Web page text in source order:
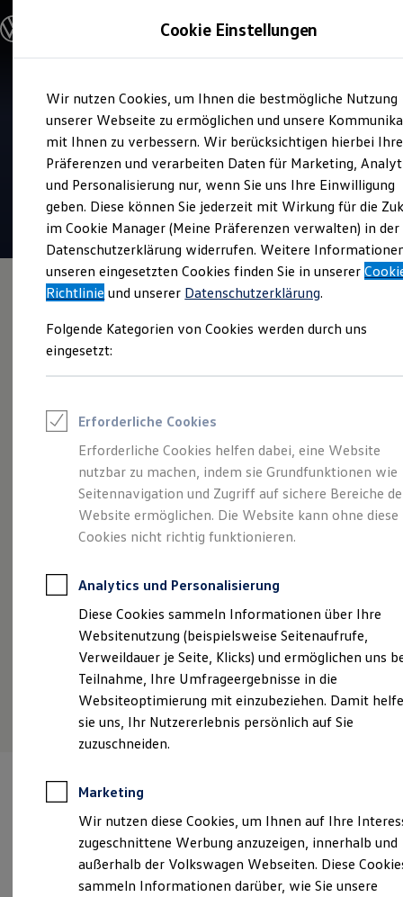
Hauptinhalt
springen
Footer
springen
Modelle und Konfigurator
Modelle vergleichen
Elektroautos
ENERGY Sondermodelle
Nutzfahrzeuge
SUV und CUV
Familienautos
Kombis
Kompaktwagen
Sportwagen
Schnell verfügbare Fahrzeuge
Angebote und Produkte
Aktuelle Angebote
E-Auto-Förderung
Volkswagen Marktplatz
Junge Gebrauchtwagen und Gebrauchtwagen
Volkswagen Zertifizierte Gebrauchtwagen
Zubehör- und Serviceangebote
Leasing
Leasing-Angebote
Gebrauchtwagen Leasing
Junge Gebrauchtwagen-Leasing
Elektroauto Leasing
Kleinwagen-Leasing
Leasing ohne Anzahlung
Finanzierung
Kfz-Versicherung
Restschuldversicherungen
Garantien
Wartungsverträge
Geschäftskunden
Professional Class bei Volkswagen
Großkunden
Behörden
Direktkunden
Sonderfahrzeuge
Anpfiff zum Gewinn
Elektroautos
ID. Tutorials
Elektrofahrzeugkonzepte
Reichweite
Reichweite der ID. Modelle
Reichweite im Winter
Verkauf und Service
Autohaus Haitzler
4.9| 488 Bewertungen
Ein starkes Team, persönliche Beratung und
echte Begeisterung für Mobilität
Tradition, Nähe zum Kunden und persönliche
Beratung stehen in unserem familiär geführten
Autohaus im Mittelpunkt. Wir freuen uns auf Ihr
Details ansehen
Verantwortlich für die Inhalte auf dieser Seite ist die Autohaus
Haitzler GmbH (Impressum & Rechtliches)
Cookie Einstellungen
Wir nutzen Cookies, um Ihnen die bestmögliche Nutzung
unserer Webseite zu ermöglichen und unsere
mit Ihnen zu verbessern. Wir berücksichtigen hierbei Ihre
Präferenzen und verarbeiten Daten für Marketing,
und Personalisierung nur, wenn Sie uns Ihre Einwilligung
geben. Diese können Sie jederzeit mit Wirkung für die
im Cookie Manager (Meine Präferenzen verwalten) in der
Datenschutzerklärung widerrufen. Weitere
unseren eingesetzten Cookies finden Sie in unserer
Richtlinie und unserer Datenschutzerklärung.
Folgende Kategorien von Cookies werden durch uns
eingesetzt:
Erforderliche Cookies
Erforderliche Cookies helfen dabei, eine Website
nutzbar zu machen, indem sie Grundfunktionen wie
Seitennavigation und Zugriff auf sichere Bereiche
Website ermöglichen. Die Website kann ohne diese
Cookies nicht richtig funktionieren.
Analytics und Personalisierung
Diese Cookies sammeln Informationen über Ihre
Websitenutzung (beispielsweise Seitenaufrufe,
Verweildauer je Seite, Klicks) und ermöglichen uns
Teilnahme, Ihre Umfrageergebnisse in die
Websiteoptimierung mit einzubeziehen. Damit
sie uns, Ihr Nutzererlebnis persönlich auf Sie
zuzuschneiden.
Marketing
Wir nutzen diese Cookies, um Ihnen auf Ihre
zugeschnittene Werbung anzuzeigen, innerhalb und
außerhalb der Volkswagen Webseiten. Diese
sammeln Informationen darüber, wie Sie unsere